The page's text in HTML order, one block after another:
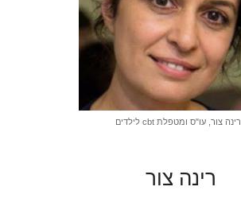
רינה צור, עו"ס ומטפלת cbt לילדים
רינה צור